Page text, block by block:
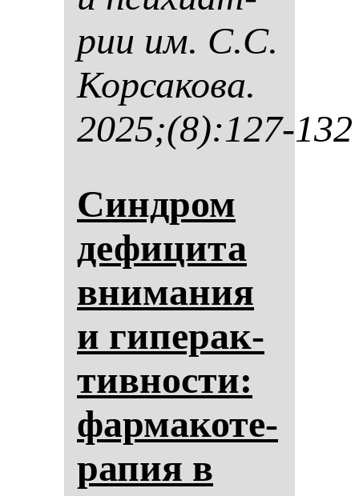
рии им. С.С.
Кор­са­ко­ва.
2025;(8):127-132
Син­дром
де­фи­ци­та
вни­ма­ния
и ги­пе­рак­
тив­нос­ти:
фар­ма­ко­те­
ра­пия в